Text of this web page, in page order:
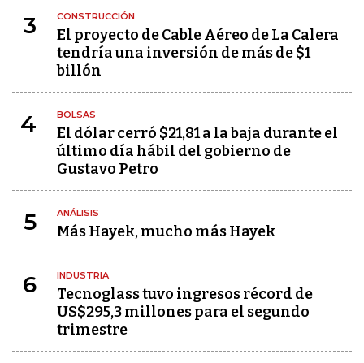
3 CONSTRUCCIÓN
El proyecto de Cable Aéreo de La Calera
tendría una inversión de más de $1
billón
4 BOLSAS
El dólar cerró $21,81 a la baja durante el
último día hábil del gobierno de
Gustavo Petro
5 ANÁLISIS
Más Hayek, mucho más Hayek
6 INDUSTRIA
Tecnoglass tuvo ingresos récord de
US$295,3 millones para el segundo
trimestre